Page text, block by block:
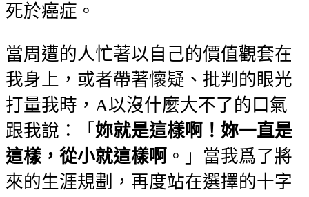
死於癌症。
當周遭的人忙著以自己的價值觀套在
我身上，或者帶著懷疑、批判的眼光
打量我時，A以沒什麼大不了的口氣
跟我說：「 妳就是這樣啊！妳一直是
這樣，從小就這樣啊 。」當我爲了將
來的生涯規劃，再度站在選擇的十字